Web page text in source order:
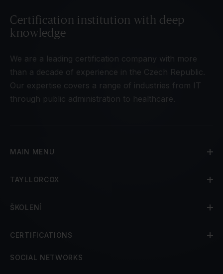
Certification institution with deep
knowledge
We are a leading certification company with more
than a decade of experience in the Czech Republic.
Our expertise covers a range of industries from IT
through public administration to healthcare.
MAIN MENU
TAYLLORCOX
ŠKOLENÍ
CERTIFICATIONS
SOCIAL NETWORKS